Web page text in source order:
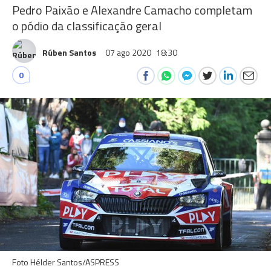
Pedro Paixão e Alexandre Camacho completam
o pódio da classificação geral
Rúben Santos 07 ago 2020 18:30
0
Foto Hélder Santos/ASPRESS